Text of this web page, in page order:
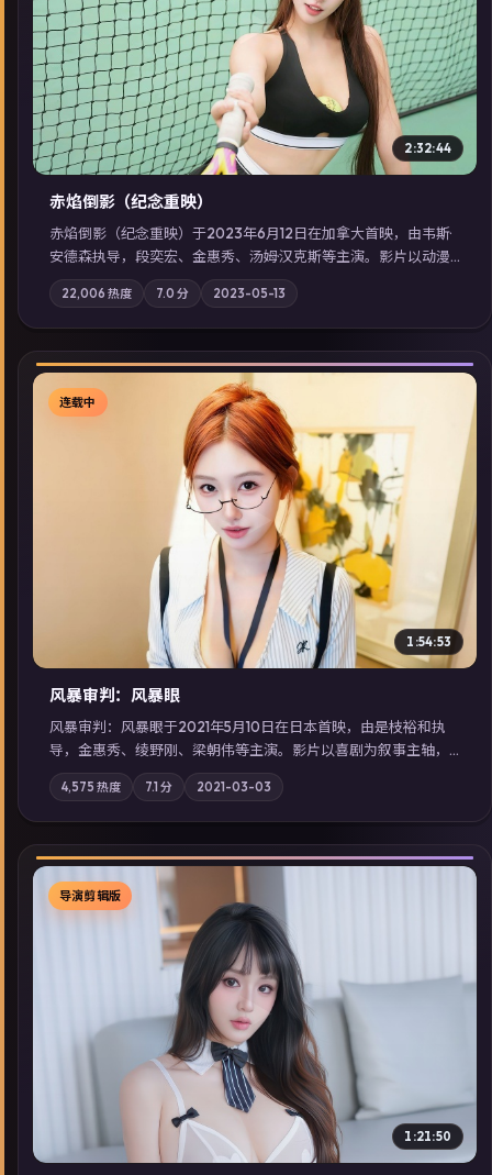
▶
2:32:44
赤焰倒影（纪念重映）
赤焰倒影（纪念重映）于2023年6月12日在加拿大首映，由韦斯·
安德森执导，段奕宏、金惠秀、汤姆·汉克斯等主演。影片以动漫
为叙事主轴，科技与人性的边界在实验事故后逐渐模糊；摄影与
配乐强化地域气质；站内亦可通过「国产免费观看高清电视剧在
线看」延展检索同类型高分佳作，畅享高清在线追剧体验。
22,006 热度 7.0 分 2023-05-13
▶
连载中
1:54:53
风暴审判：风暴眼
风暴审判：风暴眼于2021年5月10日在日本首映，由是枝裕和执
导，金惠秀、绫野刚、梁朝伟等主演。影片以喜剧为叙事主轴，
边境小镇的平静被一封匿名信彻底打破；摄影与配乐强化地域气
质；站内亦可通过「国产免费观看高清电视剧在线看」延展检索
同类型高分佳作，畅享高清在线追剧体验。
4,575 热度 7.1 分 2021-03-03
▶
导演剪辑版
1:21:50